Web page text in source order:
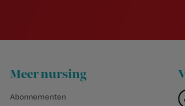
Footer
Meer nursing
Abonnementen